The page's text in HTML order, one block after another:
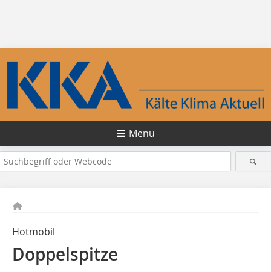
Menü
Hotmobil
Doppelspitze